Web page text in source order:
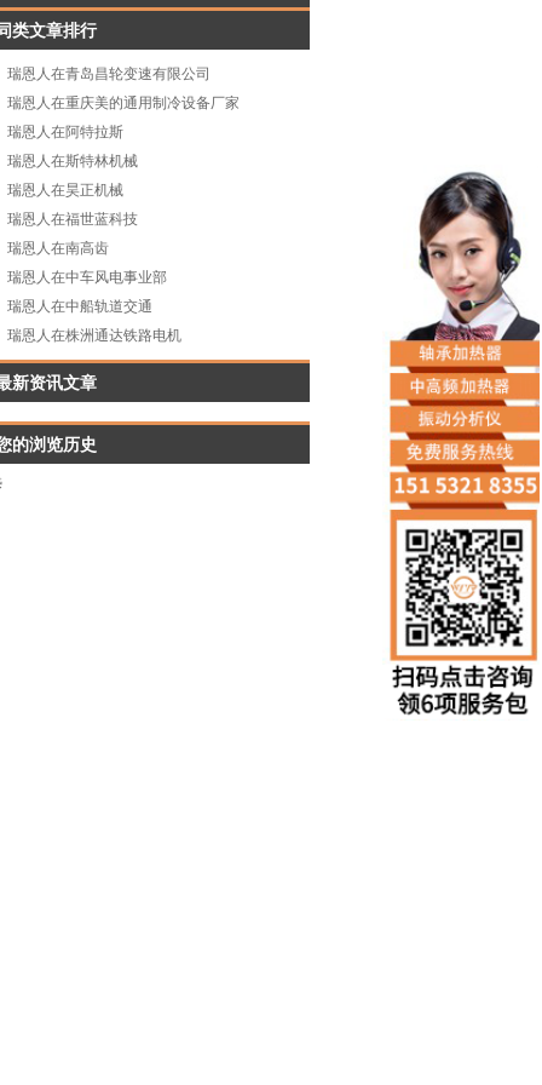
类文章排行
瑞恩人在青岛昌轮变速有限公司
瑞恩人在重庆美的通用制冷设备厂家
瑞恩人在阿特拉斯
瑞恩人在斯特林机械
瑞恩人在昊正机械
瑞恩人在福世蓝科技
瑞恩人在南高齿
瑞恩人在中车风电事业部
瑞恩人在中船轨道交通
瑞恩人在株洲通达铁路电机
新资讯文章
的浏览历史